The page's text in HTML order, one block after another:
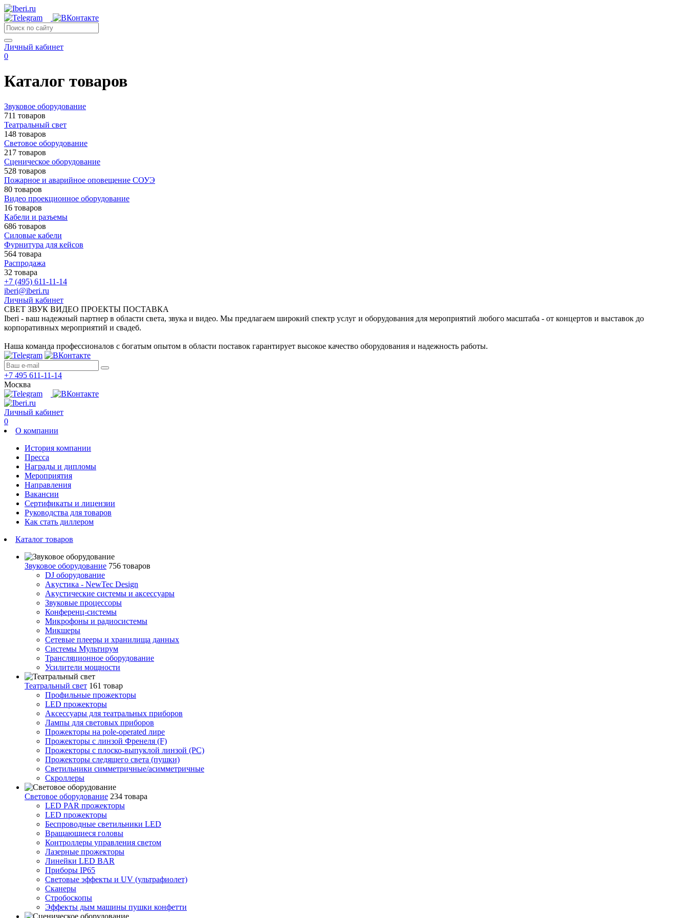
Личный кабинет
0
Каталог товаров
Звуковое оборудование
711 товаров
Театральный свет
148 товаров
Световое оборудование
217 товаров
Сценическое оборудование
528 товаров
Пожарное и аварийное оповещение СОУЭ
80 товаров
Видео проекционное оборудование
16 товаров
Кабели и разъемы
686 товаров
Силовые кабели
Фурнитура для кейсов
564 товара
Распродажа
32 товара
+7 (495) 611-11-14
iberi@iberi.ru
Личный кабинет
СВЕТ ЗВУК ВИДЕО ПРОЕКТЫ ПОСТАВКА
Iberi - ваш надежный партнер в области света, звука и видео. Мы предлагаем широкий спектр услуг и оборудования для мероприятий любого масштаба - от концертов и выставок до
корпоративных мероприятий и свадеб.
Наша команда профессионалов с богатым опытом в области поставок гарантирует высокое качество оборудования и надежность работы.
+7 495 611-11-14
Москва
Личный кабинет
0
О компании
История компании
Пресса
Награды и дипломы
Мероприятия
Направления
Вакансии
Сертификаты и лицензии
Руководства для товаров
Как стать диллером
Каталог товаров
Звуковое оборудование 756 товаров
DJ оборудование
Акустика - NewTec Design
Акустические системы и аксессуары
Звуковые процессоры
Конференц-системы
Микрофоны и радиосистемы
Микшеры
Сетевые плееры и хранилища данных
Системы Мультирум
Трансляционное оборудование
Усилители мощности
Театральный свет 161 товар
Профильные прожекторы
LED прожекторы
Аксессуары для театральных приборов
Лампы для световых приборов
Прожекторы на pole-operated лире
Прожекторы с линзой Френеля (F)
Прожекторы с плоско-выпуклой линзой (PC)
Прожекторы следящего света (пушки)
Светильники симметричные/асимметричные
Скроллеры
Световое оборудование 234 товара
LED PAR прожекторы
LED прожекторы
Беспроводные светильники LED
Вращающиеся головы
Контроллеры управления светом
Лазерные прожекторы
Линейки LED BAR
Приборы IP65
Световые эффекты и UV (ультрафиолет)
Сканеры
Стробоскопы
Эффекты дым машины пушки конфетти